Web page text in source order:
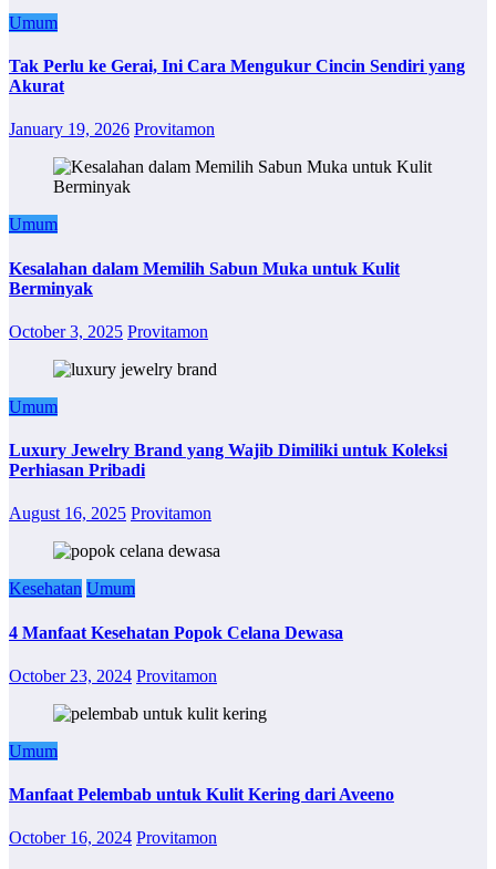
Umum
Tak Perlu ke Gerai, Ini Cara Mengukur Cincin Sendiri yang
Akurat
January 19, 2026 Provitamon
Umum
Kesalahan dalam Memilih Sabun Muka untuk Kulit
Berminyak
October 3, 2025 Provitamon
Umum
Luxury Jewelry Brand yang Wajib Dimiliki untuk Koleksi
Perhiasan Pribadi
August 16, 2025 Provitamon
Kesehatan Umum
4 Manfaat Kesehatan Popok Celana Dewasa
October 23, 2024 Provitamon
Umum
Manfaat Pelembab untuk Kulit Kering dari Aveeno
October 16, 2024 Provitamon